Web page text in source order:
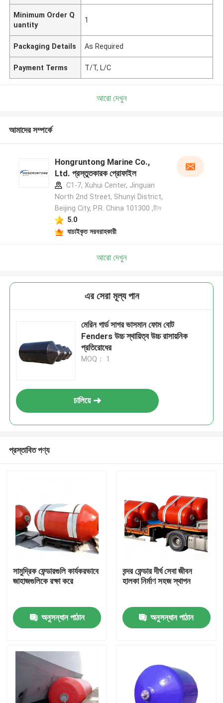
ভিডিও
Minimum Order Q
uantity
1
Packaging Details As Required
Payment Terms T/T, L/C
আরো দেখুন
আমাদের সম্পর্কে
Hongruntong Marine Co.,
Ltd. প্রস্তুতকারক প্রোফাইল
C1-7, Xuhui Center, Jinguan
North 2nd Street, Shunyi District,
Beijing City, P.R. China 101300 ,চীন
5.0
যাচাইকৃত সরবরাহকারী
আরো দেখুন
এর সেরা মূল্য পান
মেরিন গার্ড সাগর ভাসমান ফোম বোট
Fenders উচ্চ স্থায়িত্ব উচ্চ রাসায়নিক
প্রতিরোধের
MOQ： 1
চালিয়ে
প্রস্তাবিত পণ্য
সামুদ্রিক ফেন্ডারগুলি কার্যকরভাবে
জাহাজগুলিকে রক্ষা করে
অনুসন্ধান পাঠান
বন্দর ফেন্ডার দীর্ঘ সেবা জীবন
হালকা নির্মাণ সহজ স্থাপন
অনুসন্ধান পাঠান